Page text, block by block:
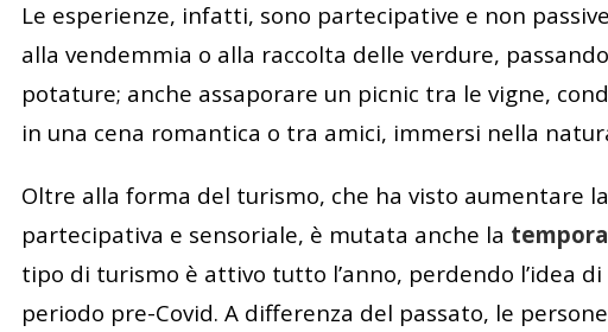
Le esperienze, infatti, sono partecipative e non
alla vendemmia o alla raccolta delle verdure,
potature; anche assaporare un picnic tra le vigne,
in una cena romantica o tra amici, immersi nella
Oltre alla forma del turismo, che ha visto aumentare
partecipativa e sensoriale, è mutata anche la
tipo di turismo è attivo tutto l’anno, perdendo l’idea
periodo pre-Covid. A differenza del passato, le